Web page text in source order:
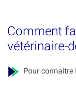
Comment
vétérinaire-
Pour connaitre